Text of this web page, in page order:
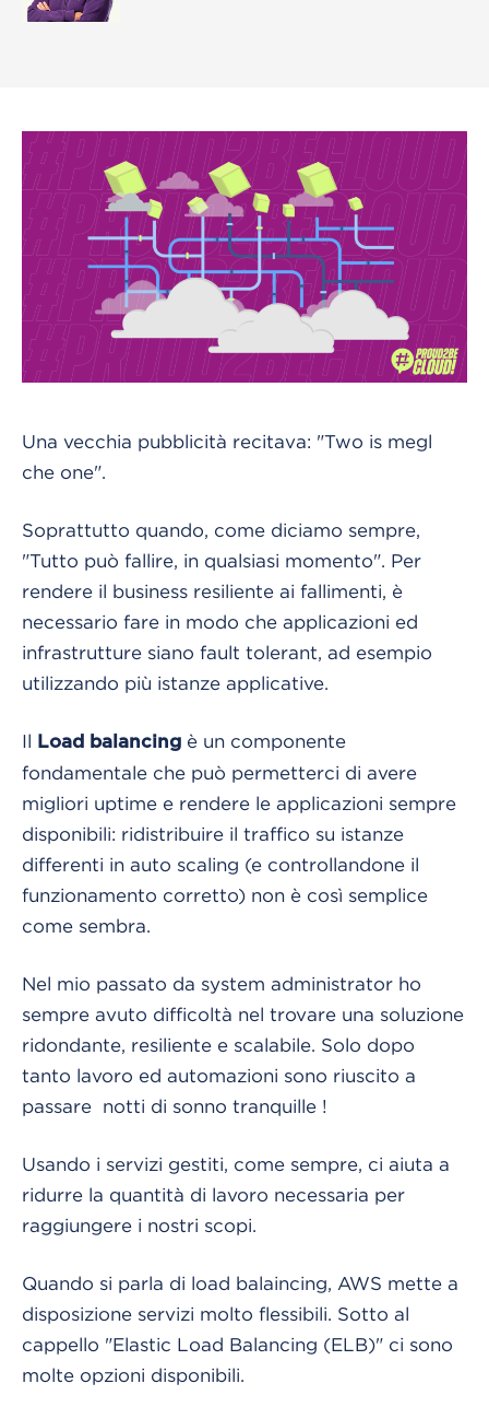
Una vecchia pubblicità recitava: "Two is megl
che one".
Soprattutto quando, come diciamo sempre,
"Tutto può fallire, in qualsiasi momento". Per
rendere il business resiliente ai fallimenti, è
necessario fare in modo che applicazioni ed
infrastrutture siano fault tolerant, ad esempio
utilizzando più istanze applicative.
Il Load balancing è un componente
fondamentale che può permetterci di avere
migliori uptime e rendere le applicazioni sempre
disponibili: ridistribuire il traffico su istanze
differenti in auto scaling (e controllandone il
funzionamento corretto) non è così semplice
come sembra.
Nel mio passato da system administrator ho
sempre avuto difficoltà nel trovare una soluzione
ridondante, resiliente e scalabile. Solo dopo
tanto lavoro ed automazioni sono riuscito a
passare notti di sonno tranquille !
Usando i servizi gestiti, come sempre, ci aiuta a
ridurre la quantità di lavoro necessaria per
raggiungere i nostri scopi.
Quando si parla di load balaincing, AWS mette a
disposizione servizi molto flessibili. Sotto al
cappello "Elastic Load Balancing (ELB)" ci sono
molte opzioni disponibili.